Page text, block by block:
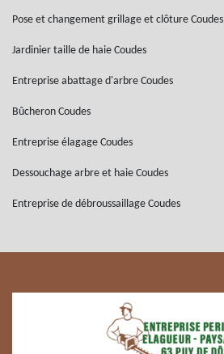
Pose et changement grillage et clôture Coudes
Jardinier taille de haie Coudes
Entreprise abattage d'arbre Coudes
Bûcheron Coudes
Entreprise élagage Coudes
Dessouchage arbre et haie Coudes
Entreprise de débroussaillage Coudes